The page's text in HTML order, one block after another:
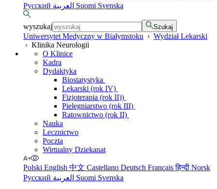
Русский
Suomi Svenska
wyszukaj Szukaj
Uniwersytet Medyczny w Białymstoku › Wydział Lekarski
› Klinika Neurologii
O Klinice
Kadra
Dydaktyka
Biostatystyka
Lekarski (rok IV)
Fizjoterapia (rok II))
Pielęgniarstwo (rok III)
Ratownictwo (rok II)
Nauka
Lecznictwo
Poczta
Wirtualny Dziekanat
Polski English 中文 Castellano Deutsch Françaisहिन्दी Norsk
Русский
Suomi Svenska